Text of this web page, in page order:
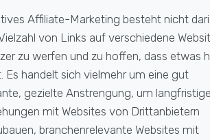
Affiliate-Marketing besteht nicht
von Links auf verschiedene
zu werfen und zu hoffen, dass etwas
Es handelt sich vielmehr um eine gut
gezielte Anstrengung, um langfristige
mit Websites von Drittanbietern
branchenrelevante Websites mit